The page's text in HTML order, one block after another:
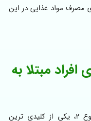
مصرف مواد غذایی در این
مبتلا به
کاهش وزن در افراد مبتلا به دیابت نوع ۲، یکی از کلیدی ترین